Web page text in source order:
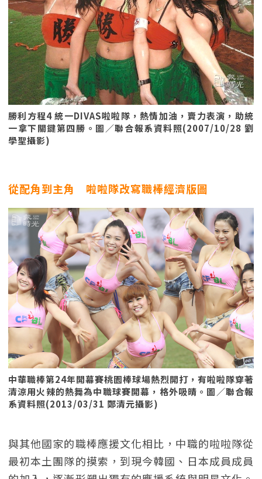
勝利方程4 統一DIVAS啦啦隊，熱情加油，賣力表演，助統
一拿下關鍵第四勝。圖／聯合報系資料照(2007/10/28 劉
學聖攝影)
從配角到主角 啦啦隊改寫職棒經濟版圖
中華職棒第24年開幕賽桃園棒球場熱烈開打，有啦啦隊穿著
清涼用火辣的熱舞為中職球賽開幕，格外吸晴。圖／聯合報
系資料照(2013/03/31 鄭清元攝影)
與其他國家的職棒應援文化相比，中職的啦啦隊從
最初本土團隊的摸索，到現今韓國、日本成員成員